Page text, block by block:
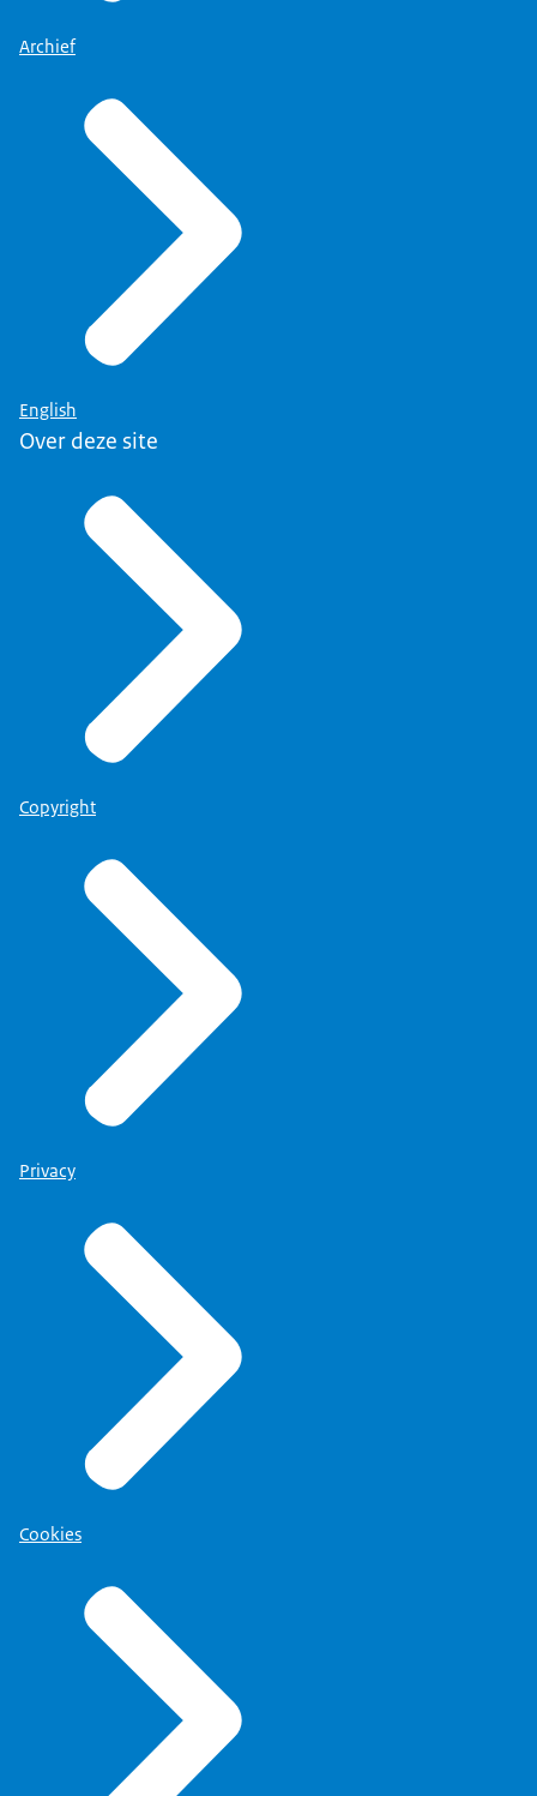
Archief
English
Over deze site
Copyright
Privacy
Cookies